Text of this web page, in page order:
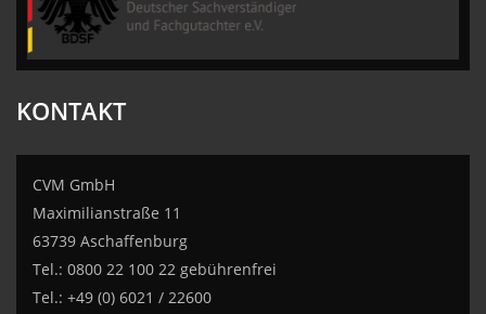
KONTAKT
CVM GmbH
Maximilianstraße 11
63739 Aschaffenburg
Tel.: 0800 22 100 22 gebührenfrei
Tel.: +49 (0) 6021 / 22600